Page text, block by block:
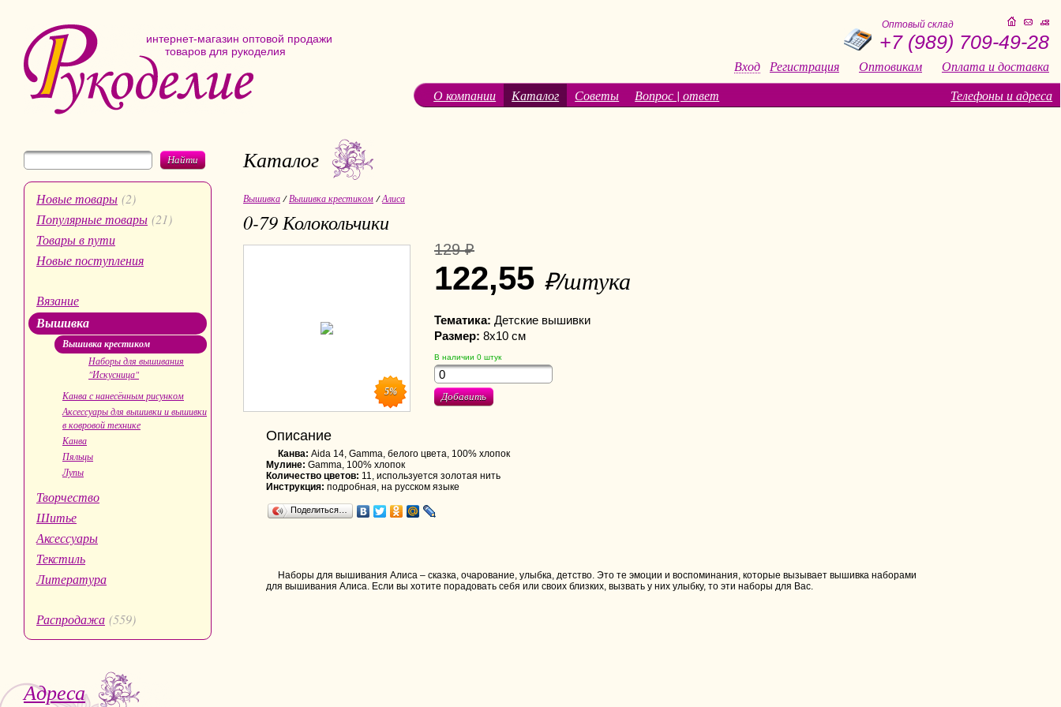
интернет-магазин оптовой продажи
товаров для рукоделия
Оптовый склад
+7 (989) 709-49-28
Вход Регистрация Оптовикам
Оплата и доставка
Телефоны и адреса
О компании Каталог Советы Вопрос | ответ
Найти
Новые товары (2)
Популярные товары (21)
Товары в пути
Новые поступления
Вязание
Вышивка
Вышивка крестиком
Наборы для вышивания
"Искусница"
Канва с нанесённым рисунком
Аксессуары для вышивки и вышивки
в ковровой технике
Канва
Пяльцы
Лупы
Творчество
Шитье
Аксессуары
Текстиль
Литература
Распродажа (559)
Адреса
Каталог
Вышивка /Вышивка крестиком /Алиса
0-79 Колокольчики
5%
129 ₽
122,55 ₽/штука
Тематика: Детские вышивки
Размер: 8х10 см
В наличии 0 штук
Добавить
Описание
Канва:Aida 14, Gamma, белого цвета, 100% хлопок
Мулине:Gamma, 100% хлопок
Количество цветов: 11, используется золотая нить
Инструкция:подробная, на русском языке
Поделиться…
Наборы для вышивания Алиса – сказка, очарование, улыбка, детство. Это те эмоции и воспоминания, которые вызывает вышивка наборами
для вышивания Алиса. Если вы хотите порадовать себя или своих близких, вызвать у них улыбку, то эти наборы для Вас.